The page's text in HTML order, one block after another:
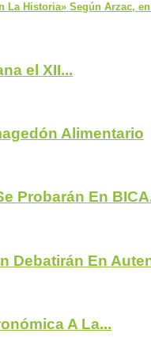
La Historia» Según Arzac,
el XII...
Alimentario
Probarán En
Debatirán En
A La...